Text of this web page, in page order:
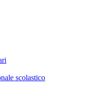
scolastico